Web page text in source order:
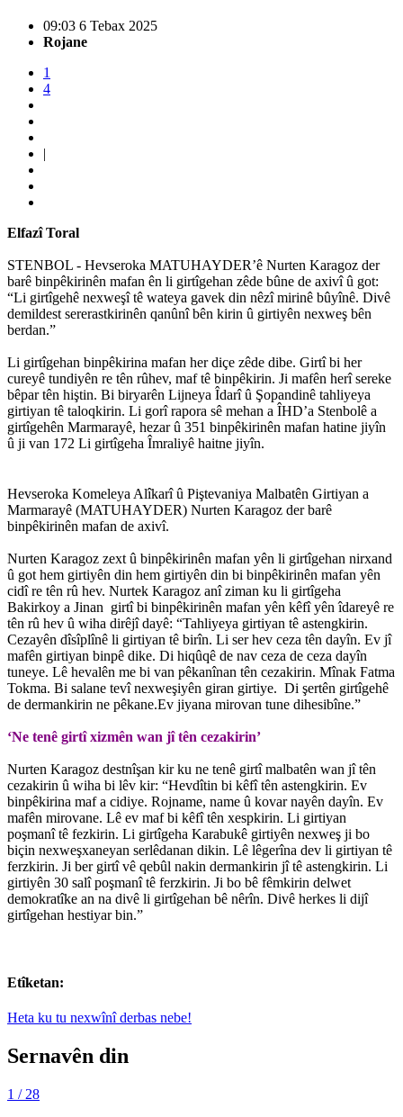
09:03 6 Tebax 2025
Rojane
1
4
|
Elfazî Toral
STENBOL - Hevseroka MATUHAYDER’ê Nurten Karagoz der
barê binpêkirinên mafan ên li girtîgehan zêde bûne de axivî û got:
“Li girtîgehê nexweşî tê wateya gavek din nêzî mirinê bûyînê. Divê
demildest sererastkirinên qanûnî bên kirin û girtiyên nexweş bên
berdan.”
Li girtîgehan binpêkirina mafan her diçe zêde dibe. Girtî bi her
cureyê tundiyên re tên rûhev, maf tê binpêkirin. Ji mafên herî sereke
bêpar tên hiştin. Bi biryarên Lijneya Îdarî û Şopandinê tahliyeya
girtiyan tê taloqkirin. Li gorî rapora sê mehan a ÎHD’a Stenbolê a
girtîgehên Marmarayê, hezar û 351 binpêkirinên mafan hatine jiyîn
û ji van 172 Li girtîgeha Îmraliyê haitne jiyîn.
Hevseroka Komeleya Alîkarî û Piştevaniya Malbatên Girtiyan a
Marmarayê (MATUHAYDER) Nurten Karagoz der barê
binpêkirinên mafan de axivî.
Nurten Karagoz zext û binpêkirinên mafan yên li girtîgehan nirxand
û got hem girtiyên din hem girtiyên din bi binpêkirinên mafan yên
cidî re tên rû hev. Nurtek Karagoz anî ziman ku li girtîgeha
Bakirkoy a Jinan girtî bi binpêkirinên mafan yên kêfî yên îdareyê re
tên rû hev û wiha dirêjî dayê: “Tahliyeya girtiyan tê astengkirin.
Cezayên dîsîplînê li girtiyan tê birîn. Li ser hev ceza tên dayîn. Ev jî
mafên girtiyan binpê dike. Di hiqûqê de nav ceza de ceza dayîn
tuneye. Lê hevalên me bi van pêkanînan tên cezakirin. Mînak Fatma
Tokma. Bi salane tevî nexweşiyên giran girtiye. Di şertên girtîgehê
de dermankirin ne pêkane.Ev jiyana mirovan tune dihesibîne.”
‘Ne tenê girtî xizmên wan jî tên cezakirin’
Nurten Karagoz destnîşan kir ku ne tenê girtî malbatên wan jî tên
cezakirin û wiha bi lêv kir: “Hevdîtin bi kêfî tên astengkirin. Ev
binpêkirina maf a cidiye. Rojname, name û kovar nayên dayîn. Ev
mafên mirovane. Lê ev maf bi kêfî tên xespkirin. Li girtiyan
poşmanî tê fezkirin. Li girtîgeha Karabukê girtiyên nexweş ji bo
biçin nexweşxaneyan serlêdanan dikin. Lê lêgerîna dev li girtiyan tê
ferzkirin. Ji ber girtî vê qebûl nakin dermankirin jî tê astengkirin. Li
girtiyên 30 salî poşmanî tê ferzkirin. Ji bo bê fêmkirin delwet
demokratîke an na divê li girtîgehan bê nêrîn. Divê herkes li dijî
girtîgehan hestiyar bin.”
Etîketan:
Heta ku tu nexwînî derbas nebe!
Sernavên din
1 / 28